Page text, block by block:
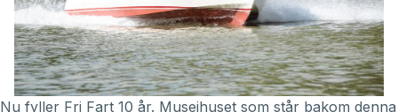
Nu fyller Fri Fart 10 år. Museihuset som står bakom denna